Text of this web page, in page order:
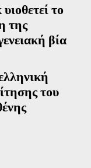
το
της
βία
του